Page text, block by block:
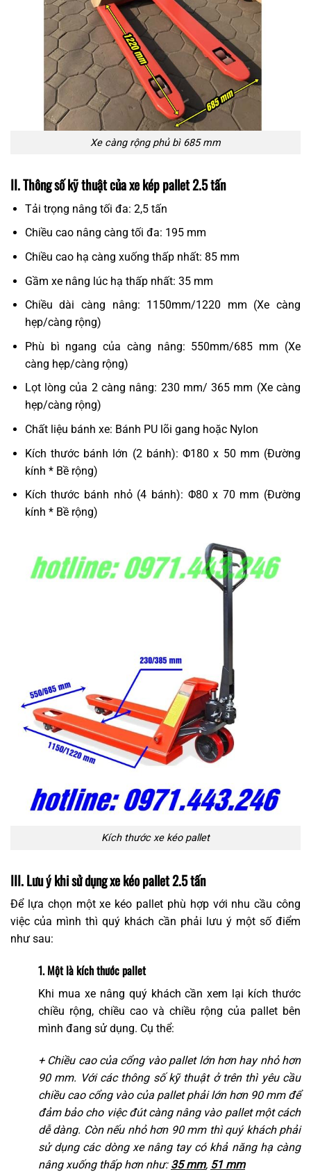
Xe càng rộng phủ bì 685 mm
II. Thông số kỹ thuật của xe kép pallet 2.5 tấn
Tải trọng nâng tối đa: 2,5 tấn
Chiều cao nâng càng tối đa: 195 mm
Chiều cao hạ càng xuống thấp nhất: 85 mm
Gầm xe nâng lúc hạ thấp nhất: 35 mm
Chiều dài càng nâng: 1150mm/1220 mm (Xe càng
hẹp/càng rộng)
Phù bì ngang của càng nâng: 550mm/685 mm (Xe
càng hẹp/càng rộng)
Lọt lòng của 2 càng nâng: 230 mm/ 365 mm (Xe càng
hẹp/càng rộng)
Chất liệu bánh xe: Bánh PU lõi gang hoặc Nylon
Kích thước bánh lớn (2 bánh): Φ180 x 50 mm (Đường
kính * Bề rộng)
Kích thước bánh nhỏ (4 bánh): Φ80 x 70 mm (Đường
kính * Bề rộng)
Kích thước xe kéo pallet
III. Lưu ý khi sử dụng xe kéo pallet 2.5 tấn
Để lựa chọn một xe kéo pallet phù hợp với nhu cầu công
việc của mình thì quý khách cần phải lưu ý một số điểm
như sau:
1. Một là kích thước pallet
Khi mua xe nâng quý khách cần xem lại kích thước
chiều rộng, chiều cao và chiều rộng của pallet bên
mình đang sử dụng. Cụ thể:
+ Chiều cao của cổng vào pallet lớn hơn hay nhỏ hơn
90 mm. Với các thông số kỹ thuật ở trên thì yêu cầu
chiều cao cổng vào của pallet phải lớn hơn 90 mm để
đảm bảo cho việc đút càng nâng vào pallet một cách
dễ dàng. Còn nếu nhỏ hơn 90 mm thì quý khách phải
sử dụng các dòng xe nâng tay có khả năng hạ càng
nâng xuống thấp hơn như: 35 mm, 51 mm